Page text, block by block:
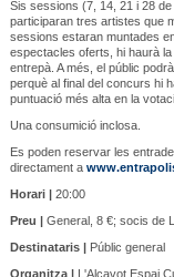
Sis sessions (7, 14, 21 i 28
participaran tres artistes que
sessions estaran muntades
espectacles oferts, hi haurà
entrepà. A més, el públic
perquè al final del concurs hi
puntuació més alta en la
Una consumició inclosa.
Es poden reservar les
directament a
Horari |20:00
Preu |General, 8 €; socis de
Destinataris |Públic general
Organitza |L'Alcavot Espai